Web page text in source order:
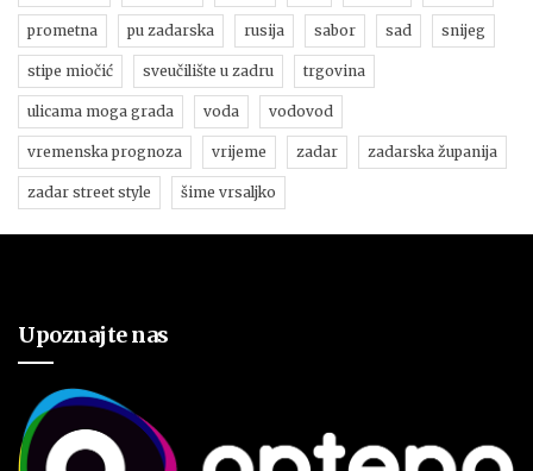
prometna pu zadarska rusija sabor sad snijeg
stipe miočić sveučilište u zadru trgovina
ulicama moga grada voda vodovod
vremenska prognoza vrijeme zadar zadarska županija
zadar street style šime vrsaljko
Upoznajte nas